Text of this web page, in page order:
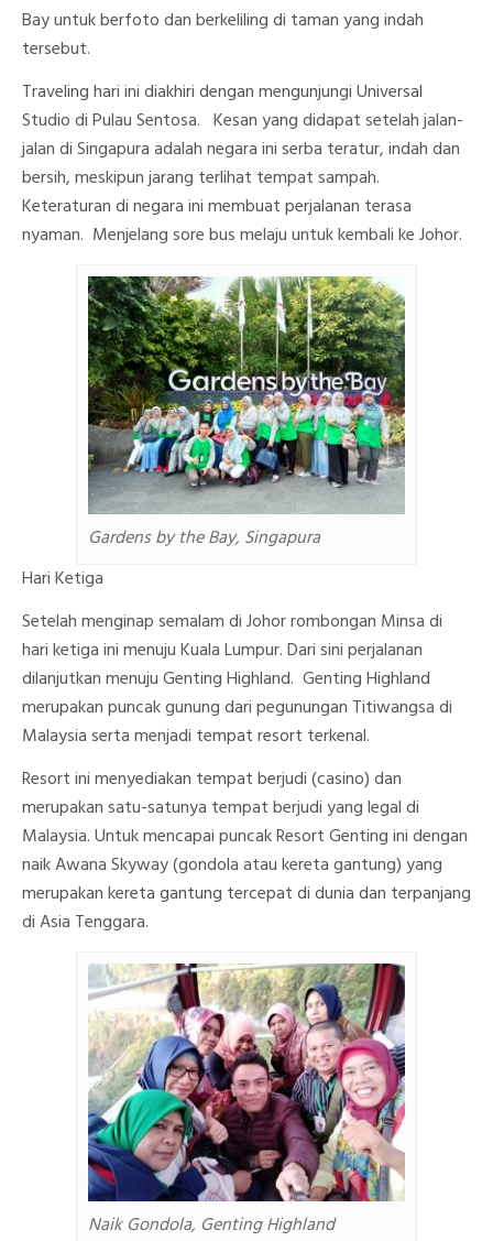
Bay untuk berfoto dan berkeliling di taman yang indah
tersebut.
Traveling hari ini diakhiri dengan mengunjungi Universal
Studio di Pulau Sentosa. Kesan yang didapat setelah jalan-
jalan di Singapura adalah negara ini serba teratur, indah dan
bersih, meskipun jarang terlihat tempat sampah.
Keteraturan di negara ini membuat perjalanan terasa
nyaman. Menjelang sore bus melaju untuk kembali ke Johor.
Gardens by the Bay, Singapura
Hari Ketiga
Setelah menginap semalam di Johor rombongan Minsa di
hari ketiga ini menuju Kuala Lumpur. Dari sini perjalanan
dilanjutkan menuju Genting Highland. Genting Highland
merupakan puncak gunung dari pegunungan Titiwangsa di
Malaysia serta menjadi tempat resort terkenal.
Resort ini menyediakan tempat berjudi (casino) dan
merupakan satu-satunya tempat berjudi yang legal di
Malaysia. Untuk mencapai puncak Resort Genting ini dengan
naik Awana Skyway (gondola atau kereta gantung) yang
merupakan kereta gantung tercepat di dunia dan terpanjang
di Asia Tenggara.
Naik Gondola, Genting Highland